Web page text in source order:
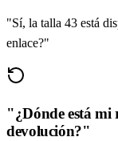
"Sí, la talla 43 está
enlace?"
"¿Dónde está
devolución?"